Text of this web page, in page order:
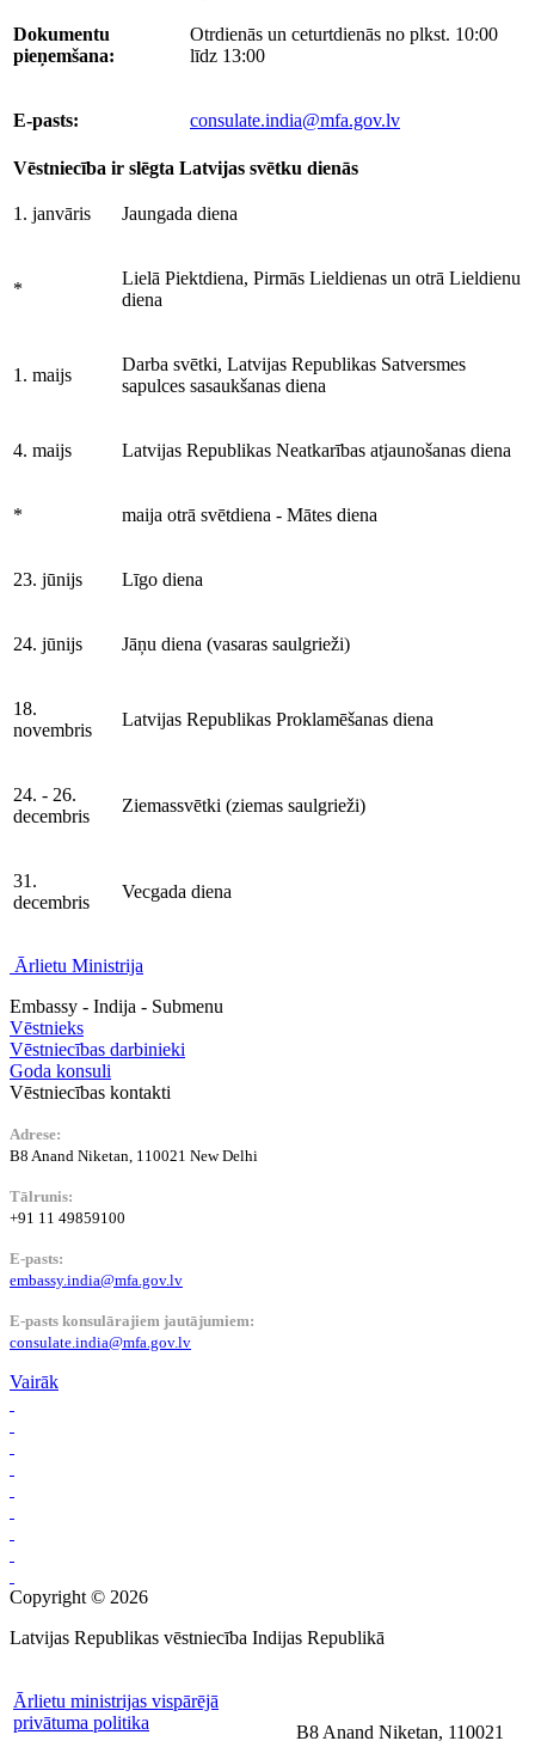
Dokumentu
pieņemšana:
Otrdienās un ceturtdienās no plkst. 10:00
līdz 13:00
E-pasts: consulate.india@mfa.gov.lv
Vēstniecība ir slēgta Latvijas svētku dienās
1. janvāris Jaungada diena
*
Lielā Piektdiena, Pirmās Lieldienas un otrā Lieldienu
diena
1. maijs
Darba svētki, Latvijas Republikas Satversmes
sapulces sasaukšanas diena
4. maijs Latvijas Republikas Neatkarības atjaunošanas diena
* maija otrā svētdiena - Mātes diena
23. jūnijs Līgo diena
24. jūnijs Jāņu diena (vasaras saulgrieži)
18.
novembris
Latvijas Republikas Proklamēšanas diena
24. - 26.
decembris
Ziemassvētki (ziemas saulgrieži)
31.
decembris
Vecgada diena
Ārlietu Ministrija
Embassy - Indija - Submenu
Vēstnieks
Vēstniecības darbinieki
Goda konsuli
Vēstniecības kontakti
Adrese:
B8 Anand Niketan, 110021 New Delhi
Tālrunis:
+91 11 49859100
E-pasts:
embassy.india@mfa.gov.lv
E-pasts konsulārajiem jautājumiem:
consulate.india@mfa.gov.lv
Vairāk
Copyright © 2026
Latvijas Republikas vēstniecība Indijas Republikā
Ārlietu ministrijas vispārējā
privātuma politika
B8 Anand Niketan, 110021